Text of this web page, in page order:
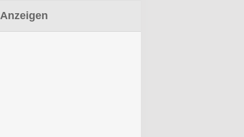
Anzeigen